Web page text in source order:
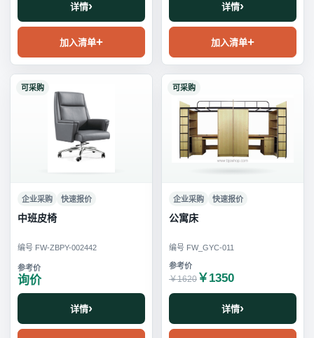
详情
加入清单
详情
加入清单
可采购
企业采购 快速报价
中班皮椅
编号 FW-ZBPY-002442
询价
详情
可采购
企业采购 快速报价
公寓床
编号 FW_GYC-011
￥1620 ￥1350
详情